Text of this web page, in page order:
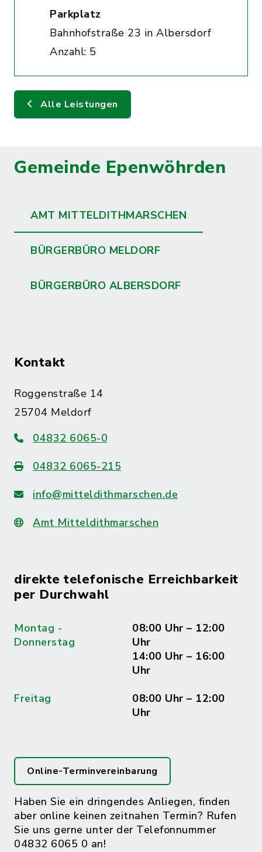
Parkplatz
Bahnhofstraße 23 in Albersdorf
Anzahl: 5
Alle Leistungen
Gemeinde Epenwöhrden
AMT MITTELDITHMARSCHEN
BÜRGERBÜRO MELDORF
BÜRGERBÜRO ALBERSDORF
Kontakt
Roggenstraße 14
25704 Meldorf
04832 6065-0
04832 6065-215
info@mitteldithmarschen.de
Amt Mitteldithmarschen
direkte telefonische Erreichbarkeit
per Durchwahl
Montag -
Donnerstag
08:00 Uhr – 12:00
Uhr
14:00 Uhr – 16:00
Uhr
Freitag
08:00 Uhr – 12:00
Uhr
Online-Terminvereinbarung
Haben Sie ein dringendes Anliegen, finden
aber online keinen zeitnahen Termin? Rufen
Sie uns gerne unter der Telefonnummer
04832 6065 0 an!